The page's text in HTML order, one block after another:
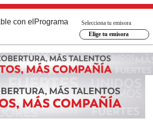
con el Programa
Selecciona tu emisora
Elige tu emisora